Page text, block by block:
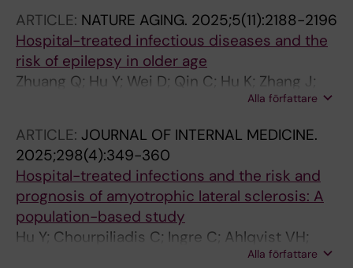
ARTICLE: NATURE AGING. 2025;5(11):2188-2196
Hospital-treated infectious diseases and the
risk of epilepsy in older age
Zhuang Q; Hu Y; Wei D; Qin C; Hu K; Zhang J;
Chen L; Yang Z; Ye W; Wirdefeldt K; Zou X; Mao
Alla författare
ARTICLE: JOURNAL OF INTERNAL MEDICINE.
2025;298(4):349-360
Hospital-treated infections and the risk and
prognosis of amyotrophic lateral sclerosis: A
population-based study
Hu Y; Chourpiliadis C; Ingre C; Ahlqvist VH;
Sun J; Song H; Pawitan Y; Piehl F; Fang F
Alla författare